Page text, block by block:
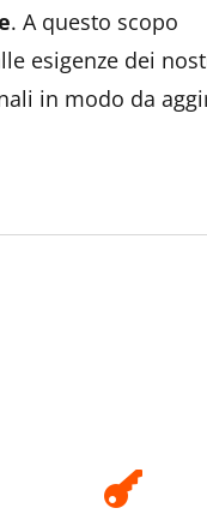
. A questo scopo
esigenze dei
in modo da
